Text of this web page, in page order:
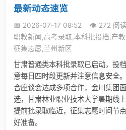
最新动态速览
📅 2026-07-17 08:52 👁️ 272 阅读
职教新闻,高考录取,本科批投档,产
征集志愿,兰州新区
甘肃普通类本科批录取已启动，投
意每日四时段更新并注意信息安全
合座谈会达成多项合作，金川集团
选，甘肃林业职业技术大学暑期线
提前批录取临近，征集志愿时间节
好准备。